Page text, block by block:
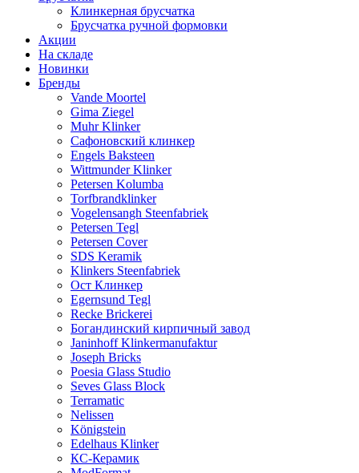
Клинкерная брусчатка
Брусчатка ручной формовки
Акции
На складе
Новинки
Бренды
Vande Moortel
Gima Ziegel
Muhr Klinker
Сафоновский клинкер
Engels Baksteen
Wittmunder Klinker
Petersen Kolumba
Torfbrandklinker
Vogelensangh Steenfabriek
Petersen Tegl
Petersen Cover
SDS Keramik
Klinkers Steenfabriek
Ост Клинкер
Egernsund Tegl
Recke Brickerei
Богандинский кирпичный завод
Janinhoff Klinkermanufaktur
Joseph Bricks
Poesia Glass Studio
Seves Glass Block
Terramatic
Nelissen
Königstein
Edelhaus Klinker
КС-Керамик